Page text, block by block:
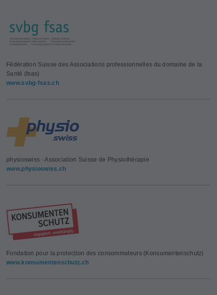
Fédération Suisse des Associations professionnelles du domaine de la
Santé (fsas)
www.svbg-fsas.ch
physioswiss - Association Suisse de Physiothérapie
www.physioswiss.ch
Fondation pour la protection des consommateurs (Konsumentenschutz)
www.konsumentenschutz.ch